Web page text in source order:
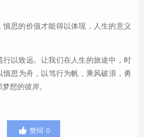
慎思的价值才能得以体现，人生的意义
行以致远。让我们在人生的旅途中，时
慎思为舟，以笃行为帆，乘风破浪，勇
想的彼岸。
 赞同 0